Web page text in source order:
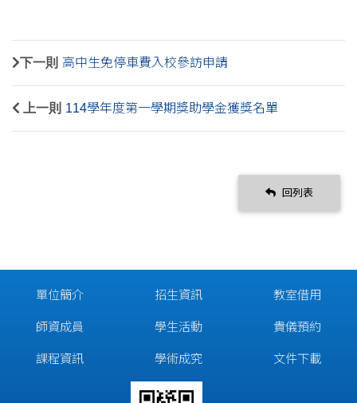
下一則 高中生免停車費入校參訪申請
上一則 114學年度第一學期獎助學金獲獎名單
回列表
單位簡介
師資成員
課程資訊
招生資訊
學生活動
學術成究
教室借用
貴儀預約
文件下載